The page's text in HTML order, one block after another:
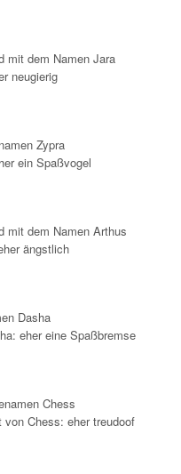
mit dem Namen Jara
neugierig
Zypra
ein Spaßvogel
mit dem Namen Arthus
ängstlich
Dasha
eher eine Spaßbremse
Chess
Chess: eher treudoof